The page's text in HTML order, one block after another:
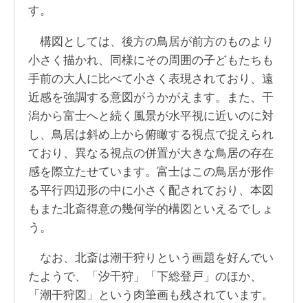
す。
構図としては、後方の鳥居が前方のものより
小さく描かれ、同様にその周囲の子どもたちも
手前の大人に比べて小さく表現されており、遠
近感を強調する意図がうかがえます。また、干
潟から富士へと続く風景が水平視に近いのに対
し、鳥居は斜め上から俯瞰する視点で捉えられ
ており、異なる視点の併置が大きな鳥居の存在
感を際立たせています。富士はこの鳥居が形作
る平行四辺形の中に小さく配されており、本図
もまた北斎得意の幾何学的構図といえるでしょ
う。
なお、北斎は潮干狩りという画題を好んでい
たようで、「汐干狩」「下総登戸」のほか、
「潮干狩図」という肉筆画も残されています。